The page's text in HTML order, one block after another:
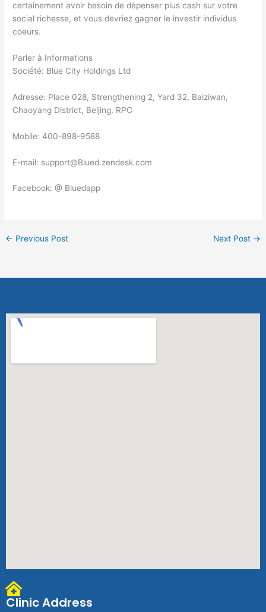
certainement avoir besoin de dépenser plus cash sur votre
social richesse, et vous devriez gagner le investir individus
coeurs.
Parler à Informations
Société: Blue City Holdings Ltd
Adresse: Place 028, Strengthening 2, Yard 32, Baiziwan,
Chaoyang District, Beijing, RPC
Mobile: 400-898-9588
E-mail: support@Blued.zendesk.com
Facebook: @ Bluedapp
← Previous Post Next Post →
Clinic Address